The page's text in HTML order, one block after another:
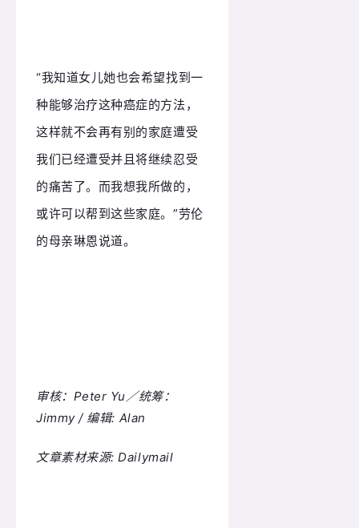
“我知道女儿她也会希望找到一
种能够治疗这种癌症的方法，
这样就不会再有别的家庭遭受
我们已经遭受并且将继续忍受
的痛苦了。 而我想我所做的，
或许可以帮到这些家庭。 ”劳伦
的母亲琳恩说道。
审核：Peter Yu／统筹：
Jimmy / 编辑: Alan
文章素材来源: Dailymail